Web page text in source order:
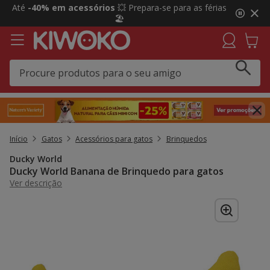
2
3,
mensagem,
Até -40% em acessórios 💥 Prepara-se para as férias
🏖️
Início Gatos Acessórios para gatos Brinquedos
Ducky World
Ducky World Banana de Brinquedo para gatos
Ver descrição